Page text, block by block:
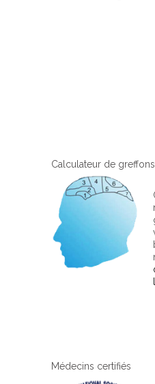
Calculateur de
Médecins certifiés